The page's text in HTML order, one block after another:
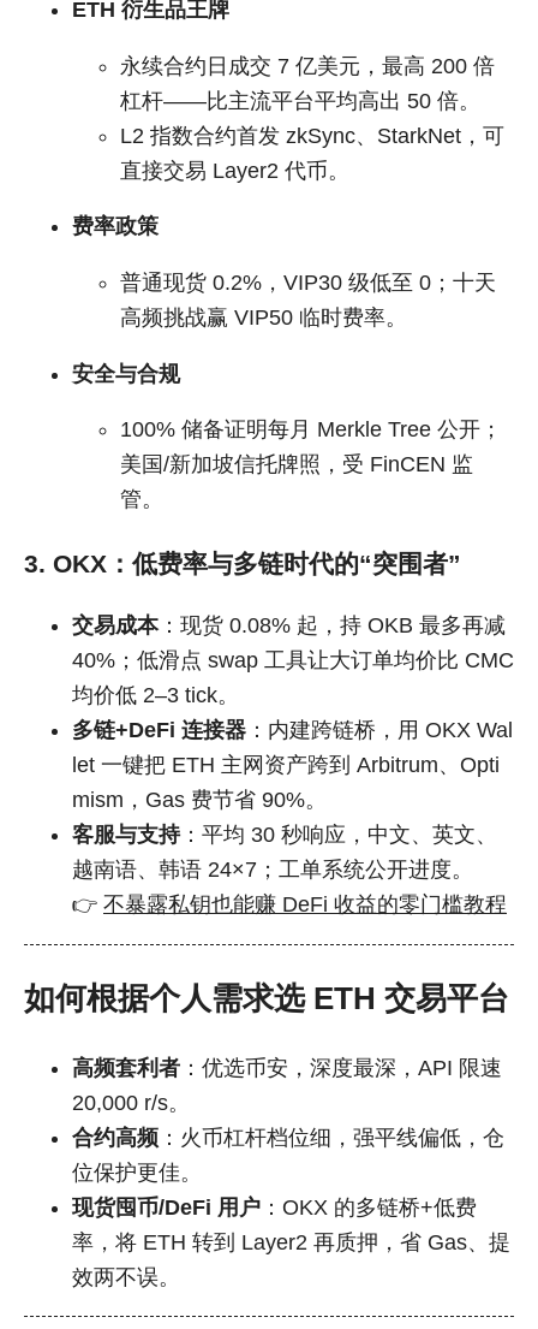
ETH 衍生品王牌
永续合约日成交 7 亿美元，最高 200 倍
杠杆——比主流平台平均高出 50 倍。
L2 指数合约首发 zkSync、StarkNet，可
直接交易 Layer2 代币。
费率政策
普通现货 0.2%，VIP30 级低至 0；十天
高频挑战赢 VIP50 临时费率。
安全与合规
100% 储备证明每月 Merkle Tree 公开；
美国/新加坡信托牌照，受 FinCEN 监
管。
3. OKX：低费率与多链时代的“突围者”
交易成本：现货 0.08% 起，持 OKB 最多再减
40%；低滑点 swap 工具让大订单均价比 CMC
均价低 2–3 tick。
多链+DeFi 连接器 ：内建跨链桥，用 OKX Wal
let 一键把 ETH 主网资产跨到 Arbitrum、Opti
mism，Gas 费节省 90%。
客服与支持：平均 30 秒响应，中文、英文、
越南语、韩语 24×7；工单系统公开进度。
👉 不暴露私钥也能赚 DeFi 收益的零门槛教程
如何根据个人需求选 ETH 交易平台
高频套利者 ：优选币安，深度最深，API 限速
20,000 r/s。
合约高频 ：火币杠杆档位细，强平线偏低，仓
位保护更佳。
现货囤币/DeFi 用户 ：OKX 的多链桥+低费
率，将 ETH 转到 Layer2 再质押，省 Gas、提
效两不误。